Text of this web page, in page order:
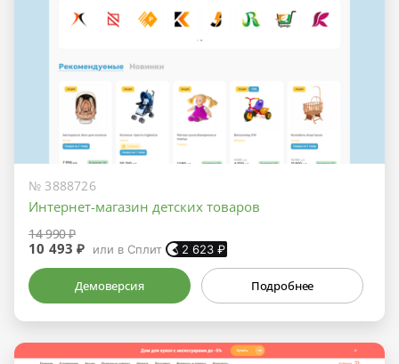
№ 3888726
Интернет-магазин детских товаров
14 990 ₽
10 493 ₽ или в Сплит 2 623₽
Демоверсия Подробнее